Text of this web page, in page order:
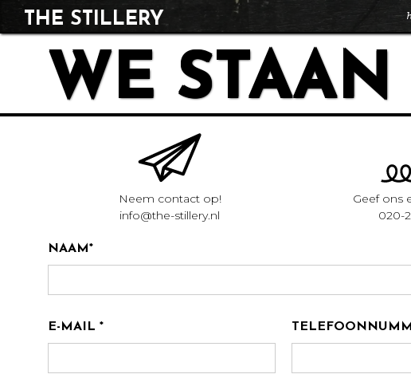
THE STILLERY
WE
Neem contact op!
info@the-stillery.nl
Geef ons
020-
NAAM*
E-MAIL *